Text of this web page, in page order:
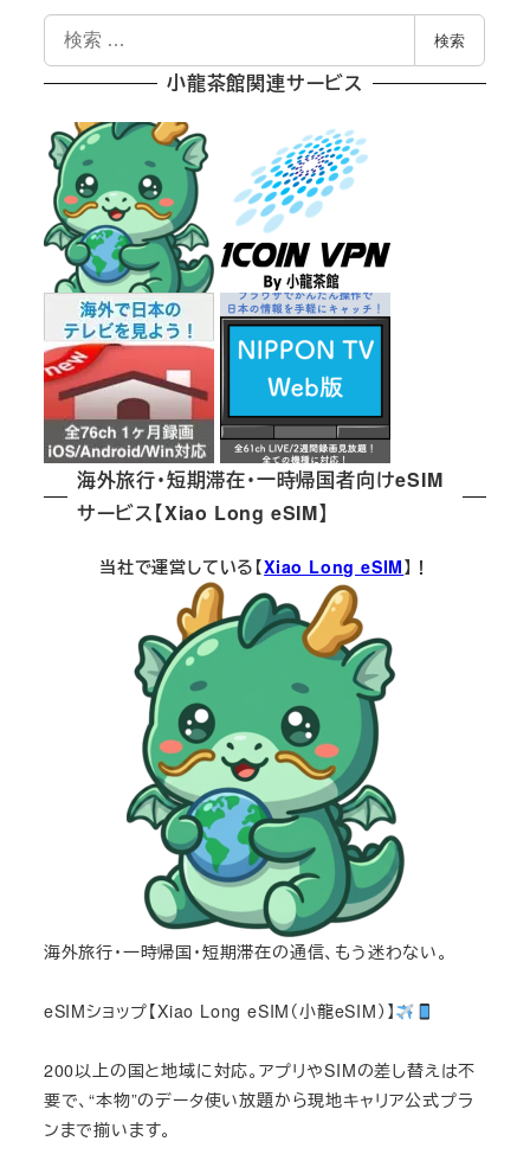
索
検索
小龍茶館関連サービス
海外旅行・短期滞在・一時帰国者向けeSIM
サービス【Xiao Long eSIM】
当社で運営している【Xiao Long eSIM】！
海外旅行・一時帰国・短期滞在の通信、もう迷わない。
eSIMショップ【Xiao Long eSIM（小龍eSIM）】
200以上の国と地域に対応。アプリやSIMの差し替えは不
要で、“本物”のデータ使い放題から現地キャリア公式プラ
ンまで揃います。